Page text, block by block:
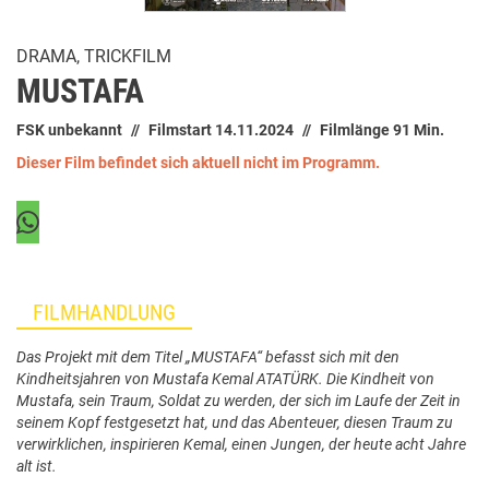
DRAMA, TRICKFILM
MUSTAFA
FSK unbekannt Filmstart 14.11.2024
Filmlänge 91 Min.
Dieser Film befindet sich aktuell nicht im Programm.
FILMHANDLUNG
Das Projekt mit dem Titel „MUSTAFA“ befasst sich mit den
Kindheitsjahren von Mustafa Kemal ATATÜRK. Die Kindheit von
Mustafa, sein Traum, Soldat zu werden, der sich im Laufe der Zeit in
seinem Kopf festgesetzt hat, und das Abenteuer, diesen Traum zu
verwirklichen, inspirieren Kemal, einen Jungen, der heute acht Jahre
alt ist.